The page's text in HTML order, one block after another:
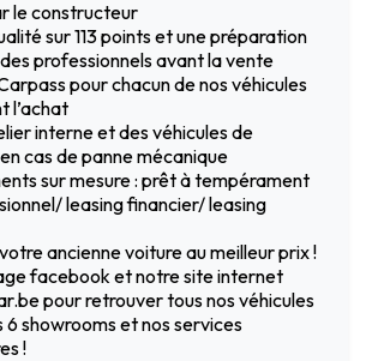
le constructeur
sur 113 points et une préparation
professionnels avant la vente
pour chacun de nos véhicules
l’achat
interne et des véhicules de
cas de panne mécanique
sur mesure : prêt à tempérament
leasing financier/ leasing
ancienne voiture au meilleur prix !
facebook et notre site internet
pour retrouver tous nos véhicules
6 showrooms et nos services
!